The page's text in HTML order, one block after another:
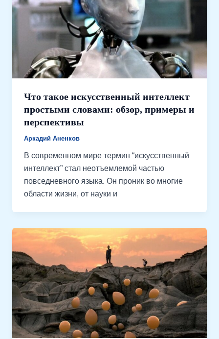
Что такое искусственный интеллект
простыми словами: обзор, примеры и
перспективы
Аркадий Аненков
В современном мире термин “искусственный
интеллект” стал неотъемлемой частью
повседневного языка. Он проник во многие
области жизни, от науки и